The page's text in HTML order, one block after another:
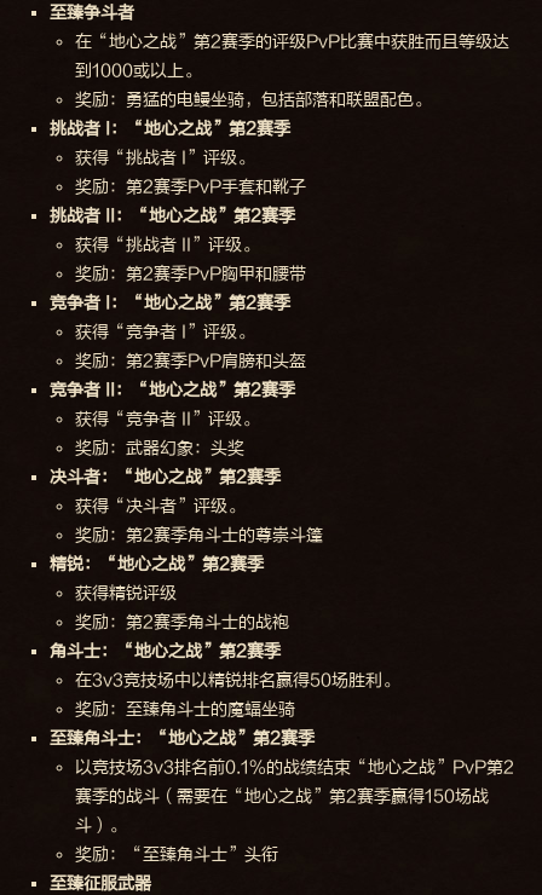
至臻争斗者
在“地心之战”第2赛季的评级PvP比赛中获胜而且等级达
到1000或以上。
奖励：勇猛的电鳗坐骑，包括部落和联盟配色。
挑战者 I：“地心之战”第2赛季
获得“挑战者 I”评级。
奖励：第2赛季PvP手套和靴子
挑战者 II：“地心之战”第2赛季
获得“挑战者 II”评级。
奖励：第2赛季PvP胸甲和腰带
竞争者 I：“地心之战”第2赛季
获得“竞争者 I”评级。
奖励：第2赛季PvP肩膀和头盔
竞争者 II：“地心之战”第2赛季
获得“竞争者 II”评级。
奖励：武器幻象：头奖
决斗者：“地心之战”第2赛季
获得“决斗者”评级。
奖励：第2赛季角斗士的尊崇斗篷
精锐：“地心之战”第2赛季
获得精锐评级
奖励：第2赛季角斗士的战袍
角斗士：“地心之战”第2赛季
在3v3竞技场中以精锐排名赢得50场胜利。
奖励：至臻角斗士的魔蝠坐骑
至臻角斗士：“地心之战”第2赛季
以竞技场3v3排名前0.1%的战绩结束“地心之战”PvP第2
赛季的战斗（需要在“地心之战”第2赛季赢得150场战
斗）。
奖励：“至臻角斗士”头衔
至臻征服武器